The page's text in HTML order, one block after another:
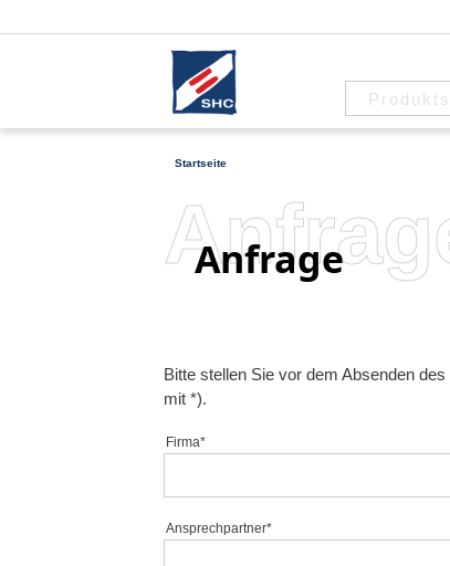
Startseite
Anfrage
Bitte stellen Sie vor dem Absenden
mit *).
Firma*
Ansprechpartner*